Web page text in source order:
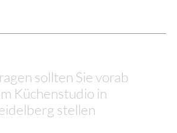
sollten Sie vorab
Küchenstudio in
stellen